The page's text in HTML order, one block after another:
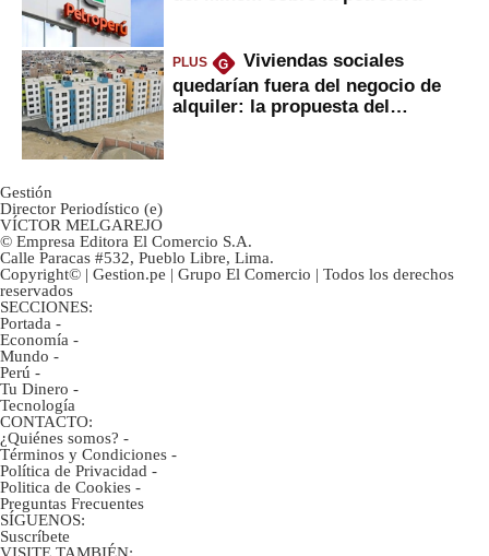
PLUS G
Viviendas sociales
quedarían fuera del negocio de
alquiler: la propuesta del
Gestión
Director Periodístico (e)
VÍCTOR MELGAREJO
© Empresa Editora El Comercio S.A.
Calle Paracas #532, Pueblo Libre, Lima.
Copyright© | Gestion.pe | Grupo El Comercio | Todos los derechos
reservados
SECCIONES:
Portada -
Economía -
Mundo -
Perú -
Tu Dinero -
Tecnología
CONTACTO:
¿Quiénes somos? -
Términos y Condiciones -
Política de Privacidad -
Politica de Cookies -
Preguntas Frecuentes
SÍGUENOS:
Suscríbete